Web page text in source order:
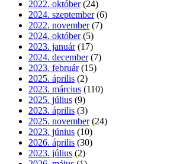
2022. október (24)
2024. szeptember (6)
2022. november (7)
2024. október (5)
2023. január (17)
2024. december (7)
2023. február (15)
2025. április (2)
2023. március (110)
2025. július (9)
2023. április (3)
2025. november (24)
2023. június (10)
2026. április (30)
2023. július (2)